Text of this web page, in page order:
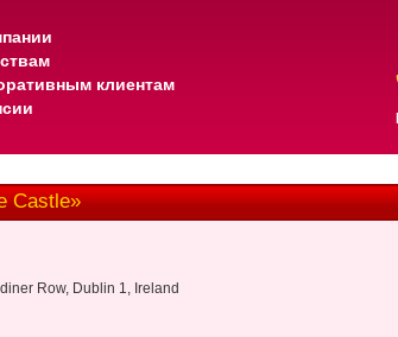
клиентам
Castle»
Row, Dublin 1, Ireland